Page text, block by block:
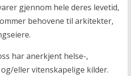
gjennom hele deres levetid,
behovene til arkitekter,
har anerkjent helse-,
eller vitenskapelige kilder.